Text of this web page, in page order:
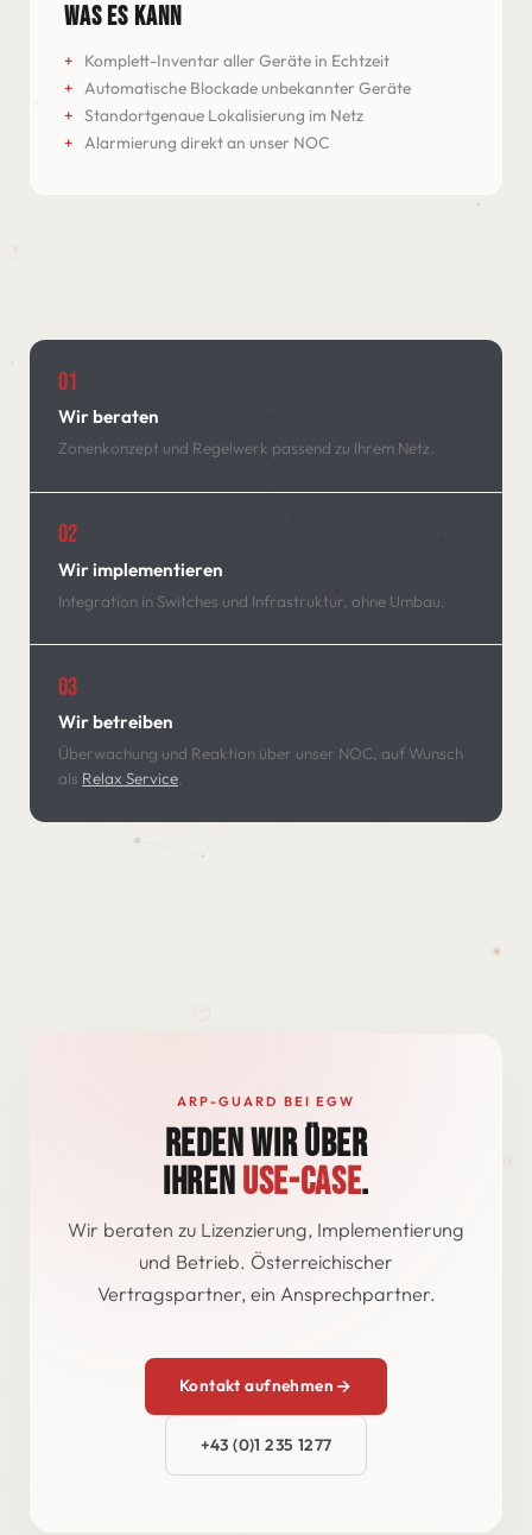
WAS ES KANN
Komplett-Inventar aller Geräte in Echtzeit
Automatische Blockade unbekannter Geräte
Standortgenaue Lokalisierung im Netz
Alarmierung direkt an unser NOC
01
Wir beraten
Zonenkonzept und Regelwerk passend zu Ihrem Netz.
02
Wir implementieren
Integration in Switches und Infrastruktur, ohne Umbau.
03
Wir betreiben
Überwachung und Reaktion über unser NOC, auf Wunsch
als Relax Service.
ARP-GUARD BEI EGW
REDEN WIR ÜBER
IHRENUSE-CASE.
Wir beraten zu Lizenzierung, Implementierung
und Betrieb. Österreichischer
Vertragspartner, ein Ansprechpartner.
Kontakt aufnehmen
+43 (0)1 235 1277